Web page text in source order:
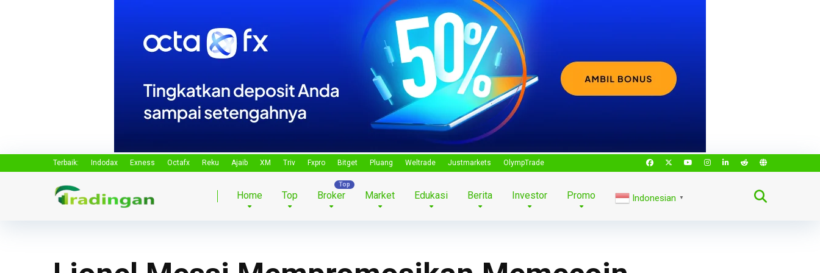
Terbaik: Indodax Exness Octafx Reku Ajaib XM Triv Fxpro Bitget Pluang Weltrade Justmarkets OlympTrade
Home Top Broker Market Edukasi Berita Investor Promo Indonesian ▼